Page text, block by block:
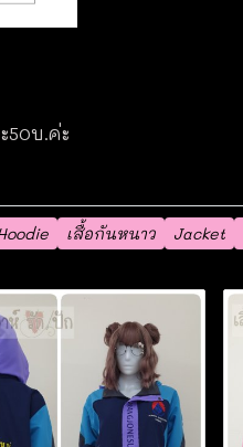
50บ.ค่ะ
เสื้อกันหนาว Jacket